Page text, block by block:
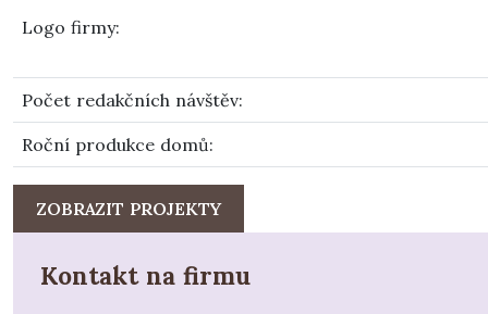
Logo firmy:
Počet redakčních návštěv:
Roční produkce domů:
ZOBRAZIT PROJEKTY
Kontakt na firmu